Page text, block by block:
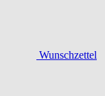
Wunschzettel